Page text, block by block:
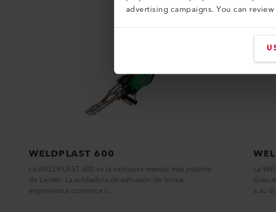
advertising campaigns. You can
WELDPLAST 600
La WELDPLAST 600 es la extrusora manual más potente
de Leister. La soldadora de extrusión de forma
ergonómica convence c...
La
a su